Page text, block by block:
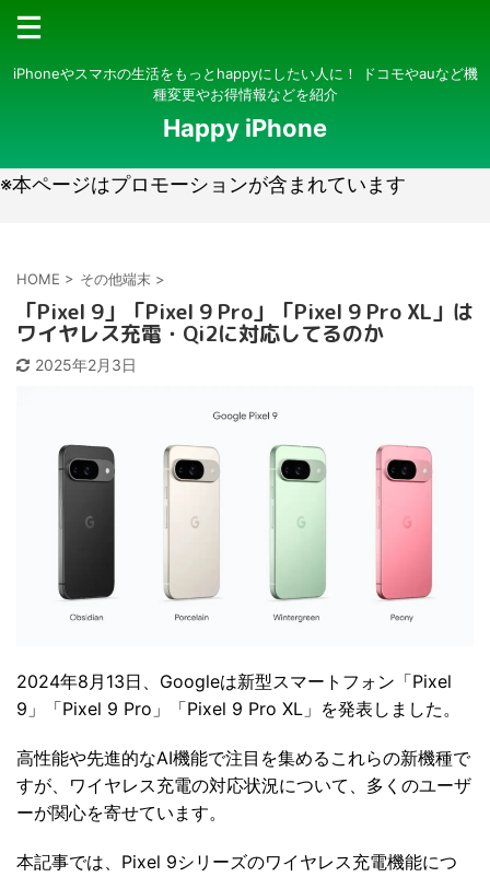
iPhoneやスマホの生活をもっとhappyにしたい人に！ ドコモやauなど機
種変更やお得情報などを紹介
Happy iPhone
※本ページはプロモーションが含まれています
HOME > その他端末 >
「Pixel 9」「Pixel 9 Pro」「Pixel 9 Pro XL」は
ワイヤレス充電・Qi2に対応してるのか
2025年2月3日
2024年8月13日、Googleは新型スマートフォン「Pixel
9」「Pixel 9 Pro」「Pixel 9 Pro XL」を発表しました。
高性能や先進的なAI機能で注目を集めるこれらの新機種で
すが、ワイヤレス充電の対応状況について、多くのユーザ
ーが関心を寄せています。
本記事では、Pixel 9シリーズのワイヤレス充電機能につ